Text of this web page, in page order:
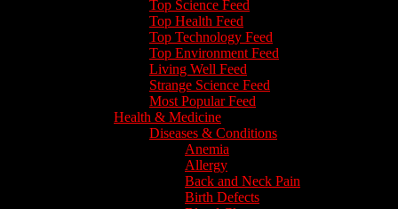
Top Science Feed
Top Health Feed
Top Technology Feed
Top Environment Feed
Living Well Feed
Strange Science Feed
Most Popular Feed
Health & Medicine
Diseases & Conditions
Anemia
Allergy
Back and Neck Pain
Birth Defects